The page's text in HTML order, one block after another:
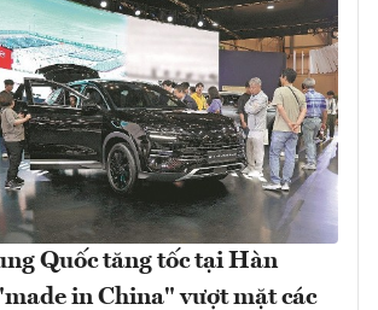
Quốc tăng tốc tại Hàn
in China" vượt mặt các